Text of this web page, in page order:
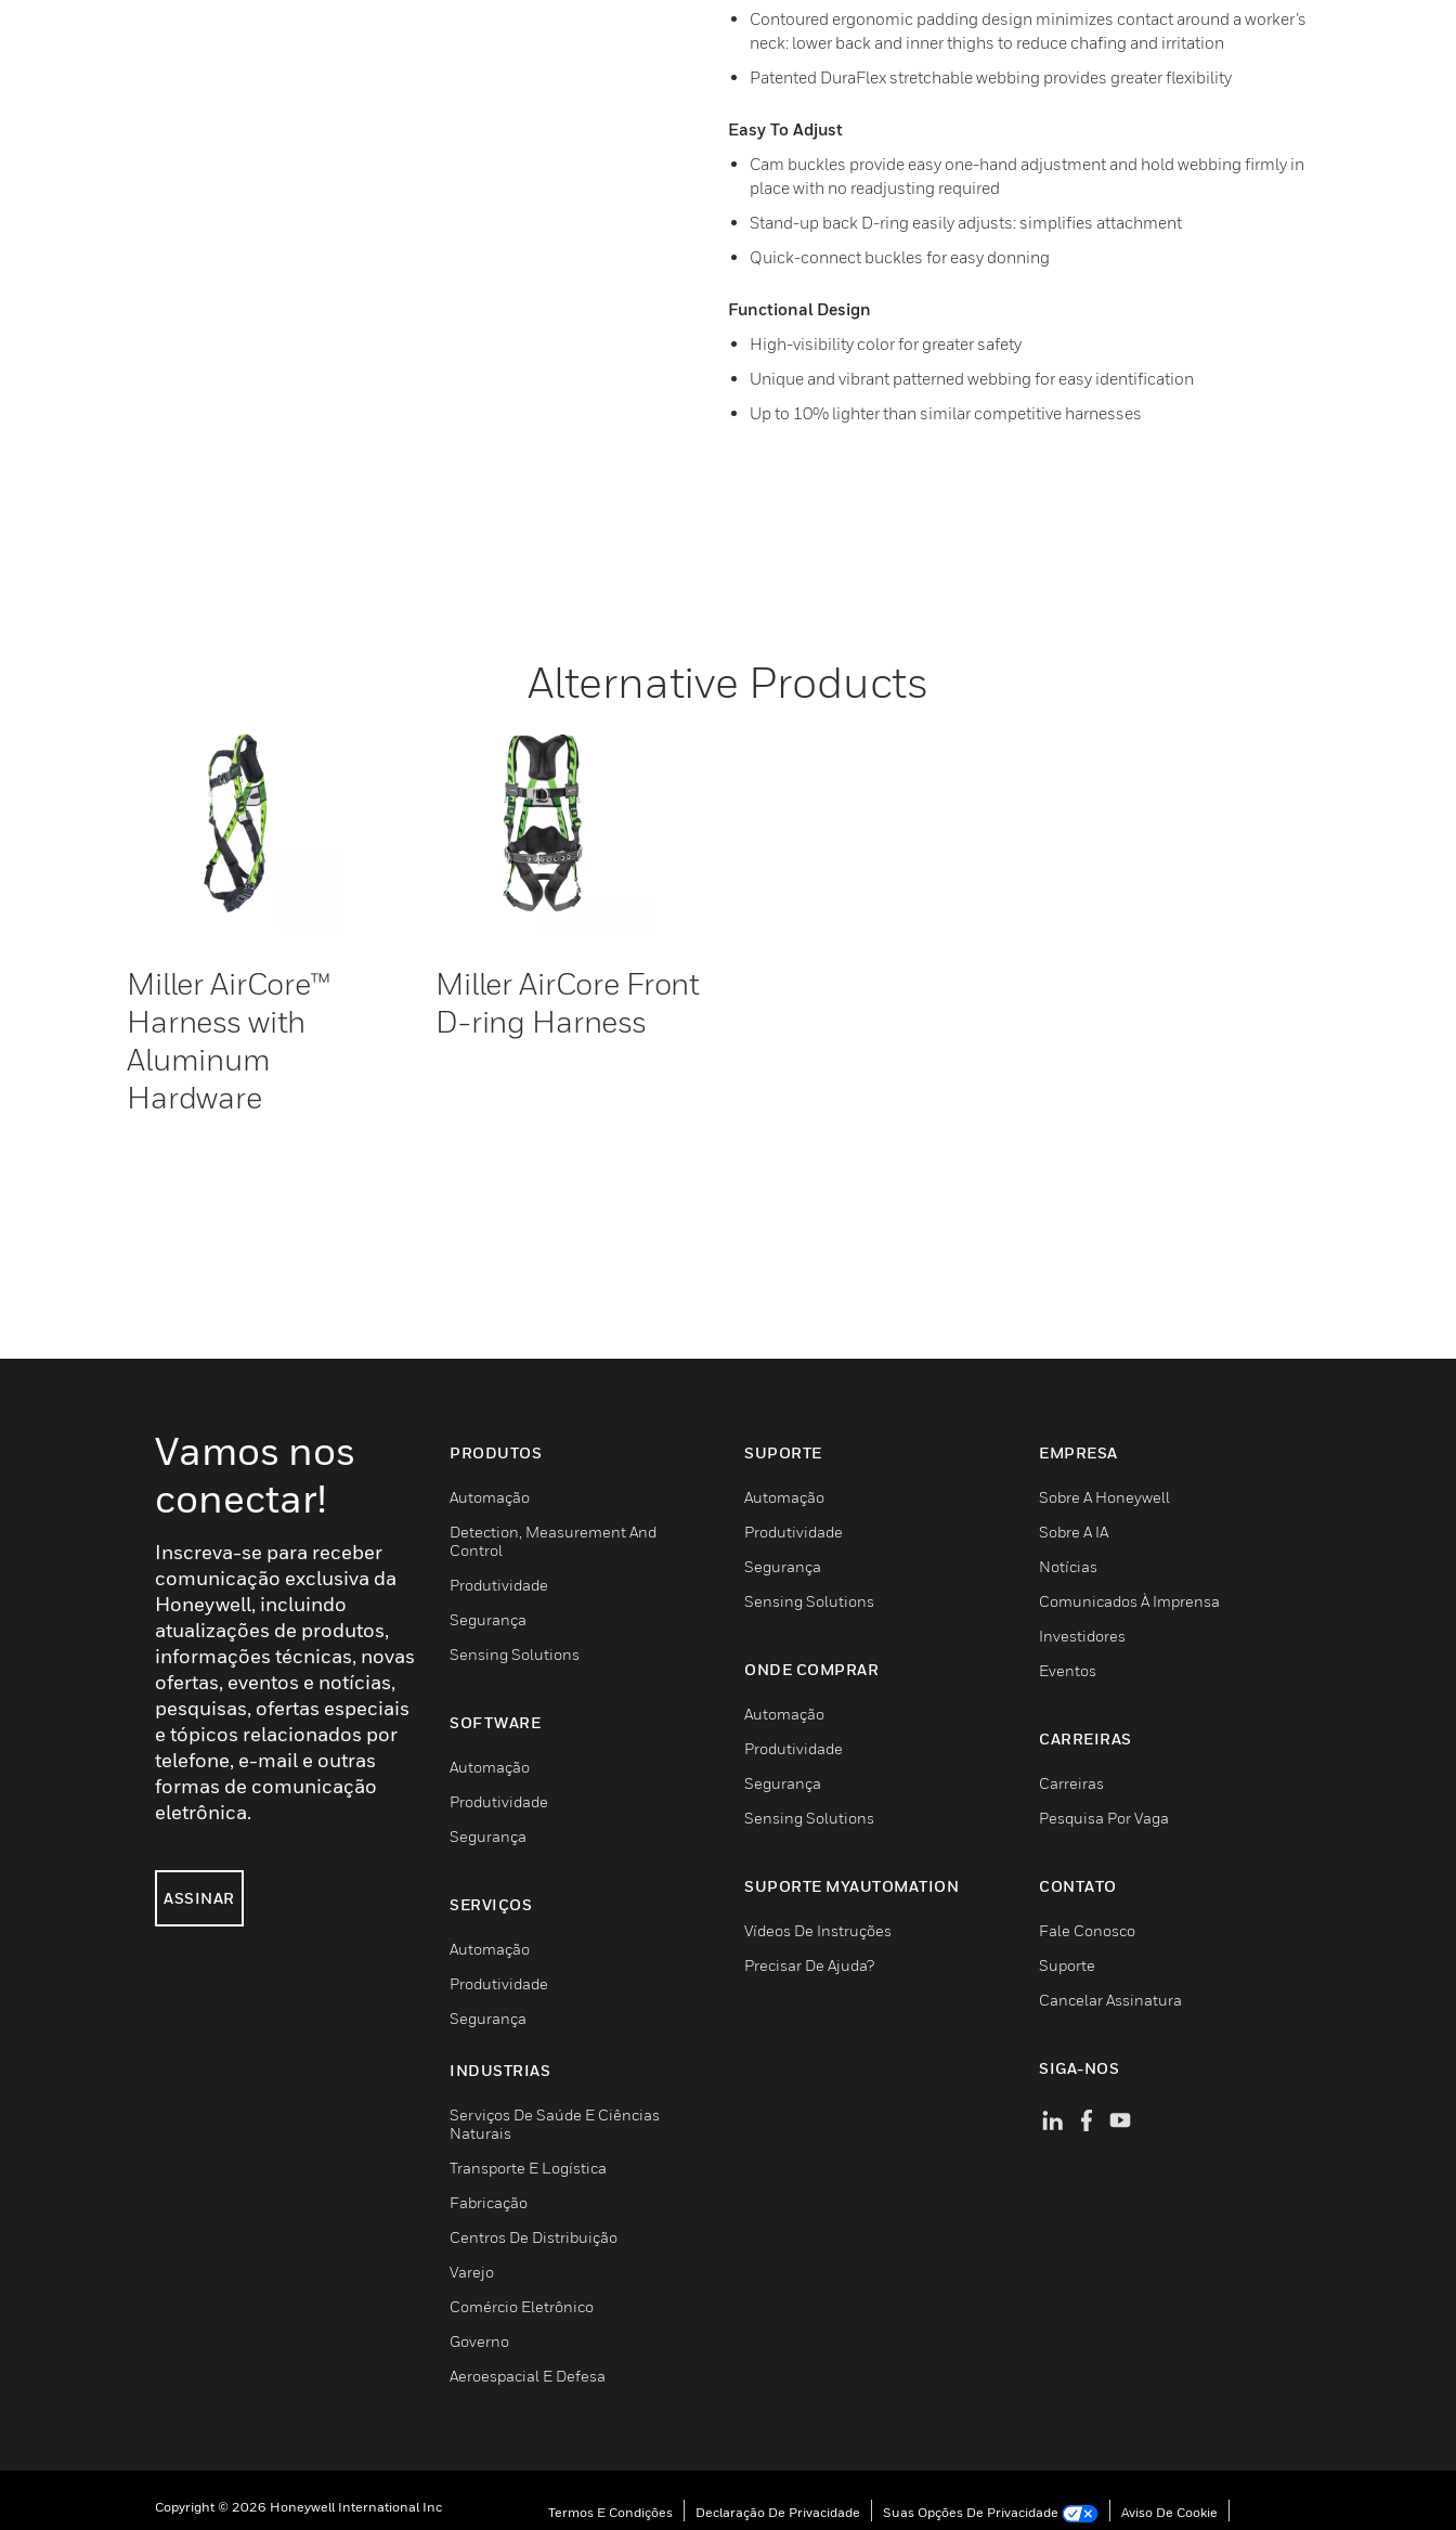
Contoured ergonomic padding design minimizes contact around a worker’s
neck: lower back and inner thighs to reduce chafing and irritation
Patented DuraFlex stretchable webbing provides greater flexibility
Easy To Adjust
Cam buckles provide easy one-hand adjustment and hold webbing firmly in
place with no readjusting required
Stand-up back D-ring easily adjusts: simplifies attachment
Quick-connect buckles for easy donning
Functional Design
High-visibility color for greater safety
Unique and vibrant patterned webbing for easy identification
Up to 10% lighter than similar competitive harnesses
Alternative Products
Miller AirCore™
Harness with
Aluminum
Hardware
Miller AirCore Front
D-ring Harness
Vamos nos
conectar!
Inscreva-se para receber
comunicação exclusiva da
Honeywell, incluindo
atualizações de produtos,
informações técnicas, novas
ofertas, eventos e notícias,
pesquisas, ofertas especiais
e tópicos relacionados por
telefone, e-mail e outras
formas de comunicação
eletrônica.
ASSINAR
PRODUTOS
Automação
Detection, Measurement And
Control
Produtividade
Segurança
Sensing Solutions
SOFTWARE
Automação
Produtividade
Segurança
SERVIÇOS
Automação
Produtividade
Segurança
INDUSTRIAS
Serviços De Saúde E Ciências
Naturais
Transporte E Logística
Fabricação
Centros De Distribuição
Varejo
Comércio Eletrônico
Governo
Aeroespacial E Defesa
SUPORTE
Automação
Produtividade
Segurança
Sensing Solutions
ONDE COMPRAR
Automação
Produtividade
Segurança
Sensing Solutions
SUPORTE MYAUTOMATION
Vídeos De Instruções
Precisar De Ajuda?
EMPRESA
Sobre A Honeywell
Sobre A IA
Notícias
Comunicados À Imprensa
Investidores
Eventos
CARREIRAS
Carreiras
Pesquisa Por Vaga
CONTATO
Fale Conosco
Suporte
Cancelar Assinatura
SIGA-NOS
Copyright © 2026 Honeywell International Inc Termos E Condições Declaração De Privacidade Suas Opções De Privacidade Aviso De Cookie